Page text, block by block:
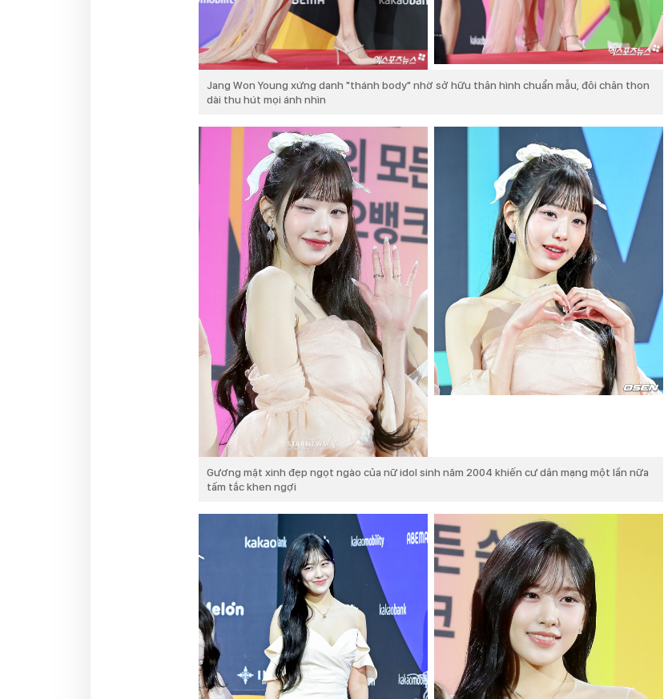
Jang Won Young xứng danh "thánh body" nhờ sở hữu thân hình chuẩn mẫu, đôi chân thon
dài thu hút mọi ánh nhìn
Gương mặt xinh đẹp ngọt ngào của nữ idol sinh năm 2004 khiến cư dân mạng một lần nữa
tấm tắc khen ngợi